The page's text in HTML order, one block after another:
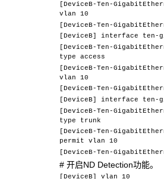
[DeviceB-Ten-
vlan 10
[DeviceB-Ten-
[DeviceB] interface ten-
[DeviceB-Ten-
type access
[DeviceB-Ten-
vlan 10
[DeviceB-Ten-
[DeviceB] interface ten-
[DeviceB-Ten-
type trunk
[DeviceB-Ten-
permit vlan 10
[DeviceB-Ten-
# 开启ND Detection功能。
[DeviceB] vlan 10